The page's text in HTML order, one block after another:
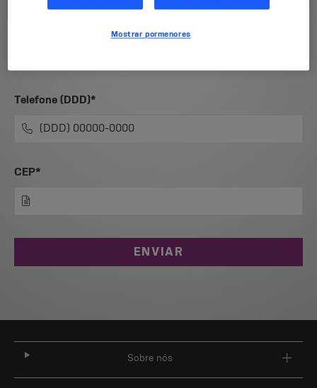
Telefone (DDD)*
CEP*
ENVIAR
Sobre nós
Mostrar pormenores